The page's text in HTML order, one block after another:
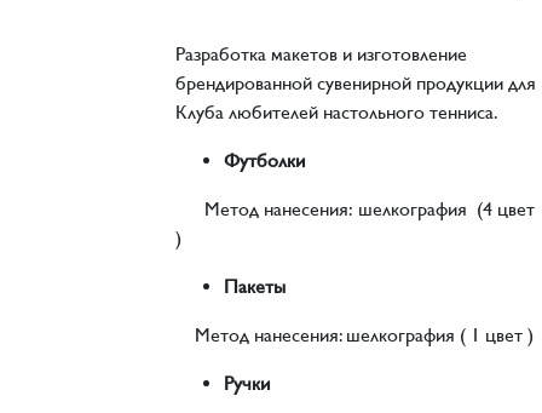
Разработка макетов и изготовление
брендированной сувенирной продукции для
Клуба любителей настольного тенниса.
Футболки
Метод нанесения: шелкография (4 цвет
)
Пакеты
Метод нанесения: шелкография ( 1 цвет )
Ручки